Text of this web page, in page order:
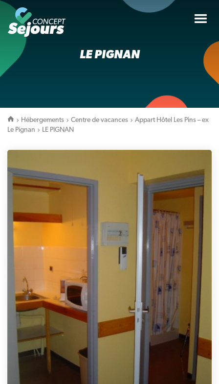
LE PIGNAN
Hébergements Centre de vacances
Appart Hôtel Les Pins – ex
Le Pignan
LE PIGNAN